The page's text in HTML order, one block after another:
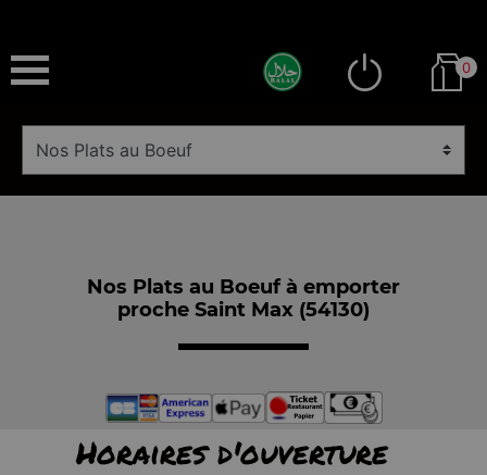
0
Nos Plats au Boeuf à emporter
proche Saint Max (54130)
Horaires d'ouverture